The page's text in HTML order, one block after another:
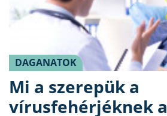
DAGANATOK
Mi a szerepük a
vírusfehérjéknek a